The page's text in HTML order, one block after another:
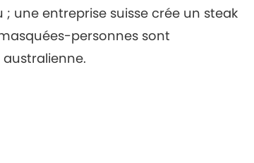
une entreprise suisse crée un steak
personnes sont